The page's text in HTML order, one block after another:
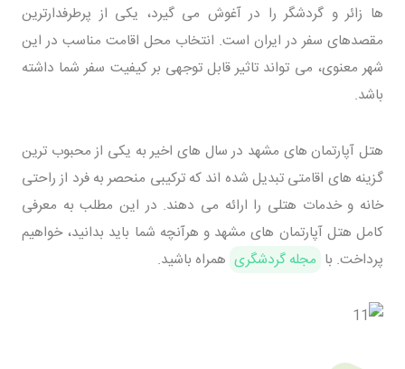
ها زائر و گردشگر را در آغوش می گیرد، یکی از پرطرفدارترین
مقصدهای سفر در ایران است. انتخاب محل اقامت مناسب در این
شهر معنوی، می تواند تاثیر قابل توجهی بر کیفیت سفر شما داشته
باشد.
هتل آپارتمان های مشهد در سال های اخیر به یکی از محبوب ترین
گزینه های اقامتی تبدیل شده اند که ترکیبی منحصر به فرد از راحتی
خانه و خدمات هتلی را ارائه می دهند. در این مطلب به معرفی
کامل هتل آپارتمان های مشهد و هرآنچه شما باید بدانید، خواهیم
پرداخت. با مجله گردشگری همراه باشید.